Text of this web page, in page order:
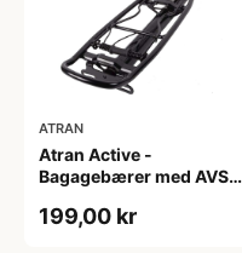
ATRAN
Atran Active -
Bagagebærer med AVS -
199,00 kr